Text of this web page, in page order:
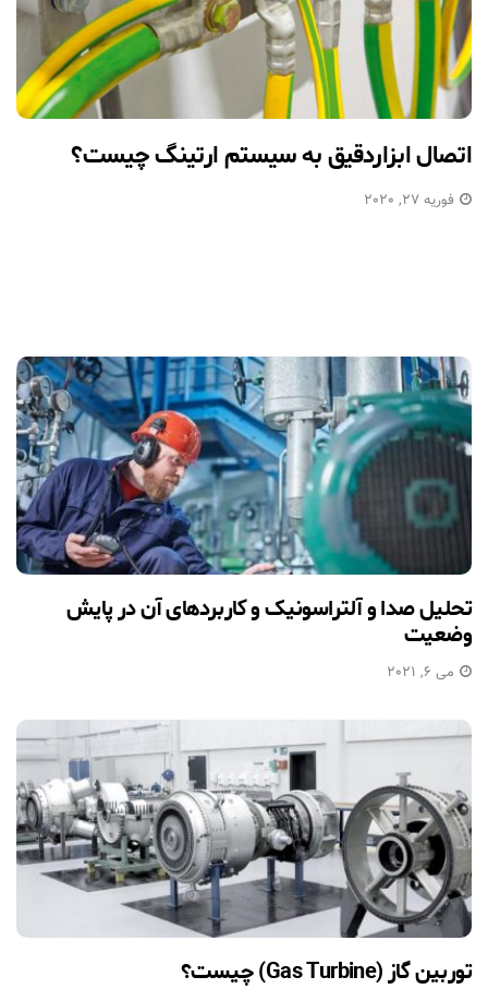
اتصال ابزاردقیق به سیستم ارتینگ چیست؟
فوریه 27, 2020
تحلیل صدا و آلتراسونیک و کاربردهای آن در پایش
وضعیت
می 6, 2021
توربین گاز (Gas Turbine) چیست؟